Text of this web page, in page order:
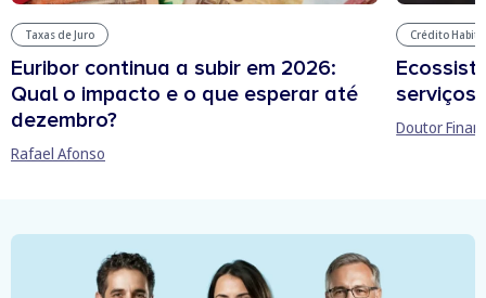
Taxas de Juro
Euribor continua a subir em 2026:
Qual o impacto e o que esperar até
dezembro?
Rafael Afonso
Crédito
serviços
Doutor